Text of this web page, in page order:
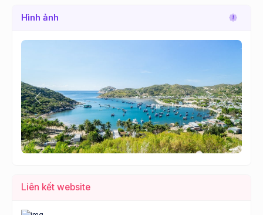
Hình ảnh
Lùi Tới
Liên kết website